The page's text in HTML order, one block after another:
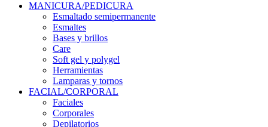
MANICURA/PEDICURA
Esmaltado semipermanente
Esmaltes
Bases y brillos
Care
Soft gel y polygel
Herramientas
Lamparas y tornos
FACIAL/CORPORAL
Faciales
Corporales
Depilatorios